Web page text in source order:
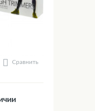
Сравнить